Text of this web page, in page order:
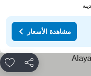
مشاهدة الأسعار
مشاركة